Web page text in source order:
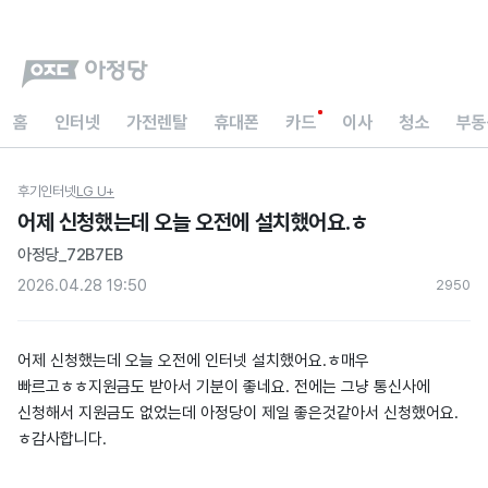
홈 인터넷 가전렌탈 휴대폰 카드 이사 청소 부
후기 인터넷LG U+
어제 신청했는데 오늘 오전에 설치했어요.ㅎ
아정당_72B7EB
2026.04.28 19:50
2950
어제 신청했는데 오늘 오전에 인터넷 설치했어요.ㅎ매우
빠르고ㅎㅎ지원금도 받아서 기분이 좋네요. 전에는 그냥 통신사에
신청해서 지원금도 없었는데 아정당이 제일 좋은것같아서 신청했어요.
ㅎ감사합니다.